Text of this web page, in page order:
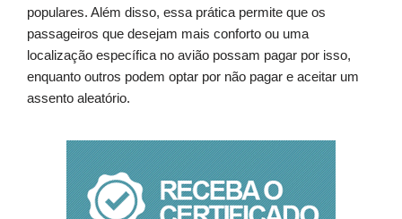
populares. Além disso, essa prática permite que os
passageiros que desejam mais conforto ou uma
localização específica no avião possam pagar por isso,
enquanto outros podem optar por não pagar e aceitar um
assento aleatório.